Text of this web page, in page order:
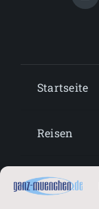
Startseite
Reisen
Lifestyle